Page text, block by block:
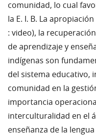
comunidad, lo cual
la E. I. B. La
: video), la
de aprendizaje y
indígenas son
del sistema educativo,
comunidad en la
importancia
interculturalidad en el
enseñanza de la